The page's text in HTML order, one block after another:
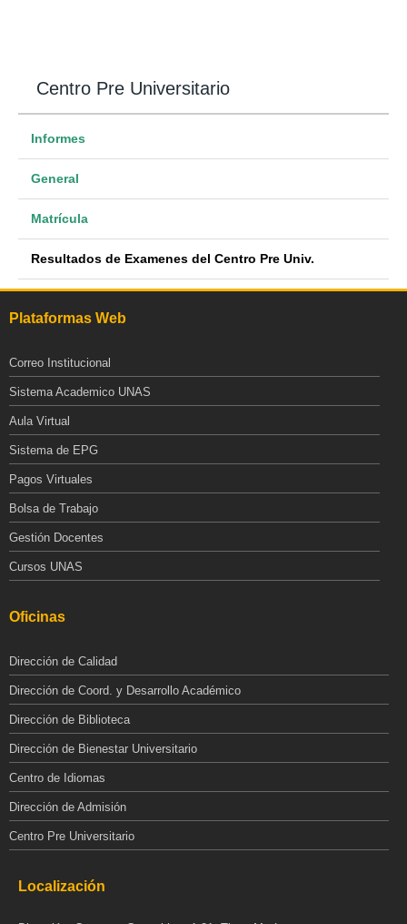
Centro Pre Universitario
Informes
General
Matrícula
Resultados de Examenes del Centro Pre Univ.
Plataformas Web
Correo Institucional
Sistema Academico UNAS
Aula Virtual
Sistema de EPG
Pagos Virtuales
Bolsa de Trabajo
Gestión Docentes
Cursos UNAS
Oficinas
Dirección de Calidad
Dirección de Coord. y Desarrollo Académico
Dirección de Biblioteca
Dirección de Bienestar Universitario
Centro de Idiomas
Dirección de Admisión
Centro Pre Universitario
Localización